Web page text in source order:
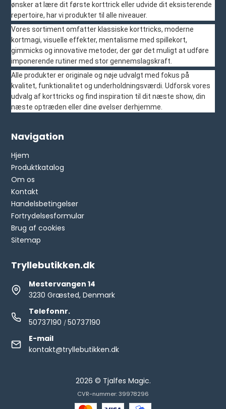
ønsker at lære dit første korttrick eller udvide dit eksisterende
repertoire, har vi produkter til alle niveauer.
Vores sortiment omfatter klassiske korttricks, moderne
kortmagi, visuelle effekter, mentalisme med spillekort,
gimmicks og innovative metoder, der gør det muligt at udføre
imponerende rutiner med stor gennemslagskraft.
Alle produkter er originale og nøje udvalgt med fokus på
kvalitet, funktionalitet og underholdningsværdi. Udforsk vores
udvalg af korttricks og find inspiration til dit næste show, din
næste optræden eller dine øvelser derhjemme.
Navigation
Hjem
Produktkatalog
Om os
Kontakt
Handelsbetingelser
Fortrydelsesformular
Brug af cookies
Sitemap
Tryllebutikken.dk
Mestervangen 14
3230 Græsted, Denmark
Telefonnr.
50737190 /50737190
E-mail
kontakt@tryllebutikken.dk
2026 © Tjalfes Magic.
CVR-nummer: 39978296